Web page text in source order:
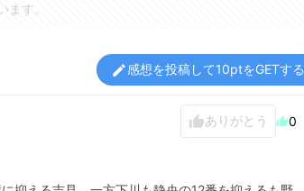
す。
edit感想を投稿して10ptをGETする
thumb_upありがとう thumb_up0